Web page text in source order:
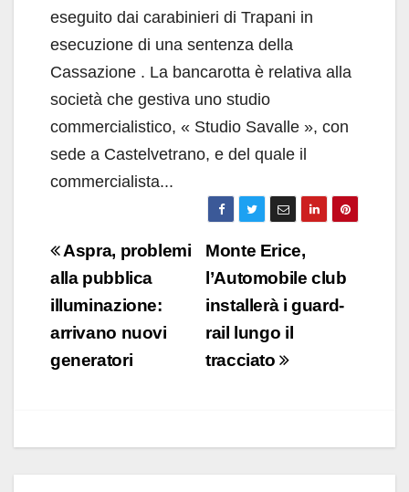
eseguito dai carabinieri di Trapani in
esecuzione di una sentenza della
Cassazione . La bancarotta è relativa alla
società che gestiva uno studio
commercialistico, « Studio Savalle », con
sede a Castelvetrano, e del quale il
commercialista...
Navigazione
articoli
Monte Erice,
l’Automobile club
installerà i guard-
rail lungo il
tracciato
Aspra, problemi
alla pubblica
illuminazione:
arrivano nuovi
generatori